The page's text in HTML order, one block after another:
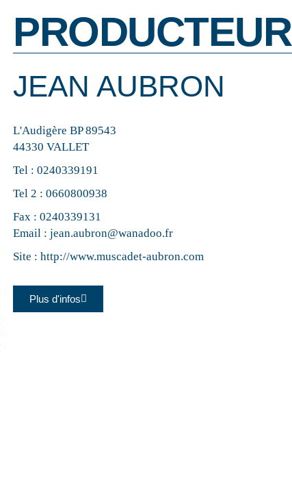
PRODUCTEUR
JEAN AUBRON
L'Audigère BP 89543
44330 VALLET
Tel : 0240339191
Tel 2 : 0660800938
Fax : 0240339131
Email : jean.aubron@wanadoo.fr
Site : http://www.muscadet-aubron.com
Plus d'infos